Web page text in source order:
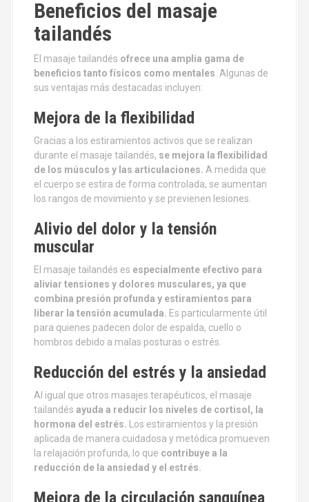
Beneficios del masaje
tailandés
El masaje tailandés ofrece una amplia gama de
beneficios tanto físicos como mentales . Algunas de
sus ventajas más destacadas incluyen:
Mejora de la flexibilidad
Gracias a los estiramientos activos que se realizan
durante el masaje tailandés, se mejora la flexibilidad
de los músculos y las articulaciones. A medida que
el cuerpo se estira de forma controlada, se aumentan
los rangos de movimiento y se previenen lesiones.
Alivio del dolor y la tensión
muscular
El masaje tailandés es especialmente efectivo para
aliviar tensiones y dolores musculares, ya que
combina presión profunda y estiramientos para
liberar la tensión acumulada. Es particularmente útil
para quienes padecen dolor de espalda, cuello o
hombros debido a malas posturas o estrés.
Reducción del estrés y la ansiedad
Al igual que otros masajes terapéuticos, el masaje
tailandés ayuda a reducir los niveles de cortisol, la
hormona del estrés. Los estiramientos y la presión
aplicada de manera cuidadosa y metódica promueven
la relajación profunda, lo que contribuye a la
reducción de la ansiedad y el estrés.
Mejora de la circulación sanguínea